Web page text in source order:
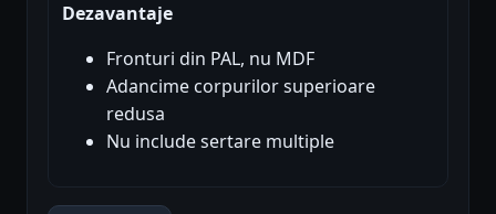
Dezavantaje
Fronturi din PAL, nu MDF
Adancime corpurilor superioare
redusa
Nu include sertare multiple